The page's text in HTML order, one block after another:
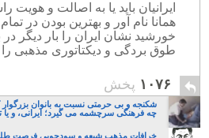
ایرانیان باید یا به اصالت و
همانا نام آور و بهترین بودن در
خورشید نشان ایران را بار دیگر در
طوق بردگی و دیکتاتوری مذهبی را
۱۰۷۶ پخش
شکنجه و بی حرمتی نسبت به بانوان بزرگوار
چه فرهنگی سرچشمه می گیرد؛ ایرانی، و یا
خرافات مذهب شیعه و سودجویی فرصت